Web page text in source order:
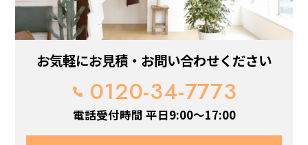
お気軽にお見積・お問い合わせください
0120-34-7773
電話受付時間 平日9:00～17:00